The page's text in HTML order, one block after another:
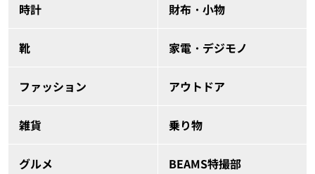
時計 財布・小物
靴 家電・デジモノ
ファッション アウトドア
雑貨 乗り物
グルメ BEAMS特撮部